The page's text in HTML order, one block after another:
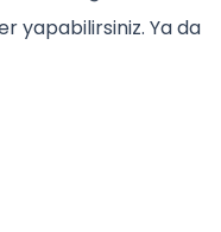
yapabilirsiniz. Ya da